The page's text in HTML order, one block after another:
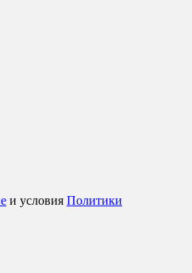
и условия Политики